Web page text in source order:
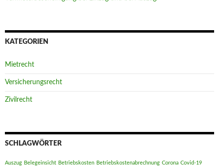
KATEGORIEN
Mietrecht
Versicherungsrecht
Zivilrecht
SCHLAGWÖRTER
Auszug Belegeinsicht Betriebskosten Betriebskostenabrechnung Corona Covid-19